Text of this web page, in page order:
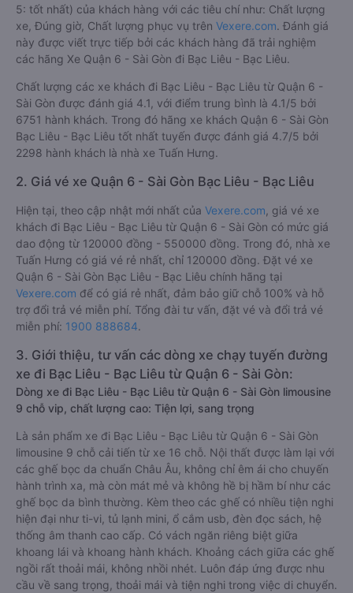
5: tốt nhất) của khách hàng với các tiêu chí như: Chất lượng
xe, Đúng giờ, Chất lượng phục vụ trên Vexere.com. Đánh giá
này được viết trực tiếp bởi các khách hàng đã trải nghiệm
các hãng Xe Quận 6 - Sài Gòn đi Bạc Liêu - Bạc Liêu.
Chất lượng các xe khách đi Bạc Liêu - Bạc Liêu từ Quận 6 -
Sài Gòn được đánh giá 4.1, với điểm trung bình là 4.1/5 bởi
6751 hành khách. Trong đó hãng xe khách Quận 6 - Sài Gòn
Bạc Liêu - Bạc Liêu tốt nhất tuyến được đánh giá 4.7/5 bởi
2298 hành khách là nhà xe Tuấn Hưng.
2. Giá vé xe Quận 6 - Sài Gòn Bạc Liêu - Bạc Liêu
Hiện tại, theo cập nhật mới nhất của Vexere.com , giá vé xe
khách đi Bạc Liêu - Bạc Liêu từ Quận 6 - Sài Gòn có mức giá
dao động từ 120000 đồng - 550000 đồng. Trong đó, nhà xe
Tuấn Hưng có giá vé rẻ nhất, chỉ 120000 đồng. Đặt vé xe
Quận 6 - Sài Gòn Bạc Liêu - Bạc Liêu chính hãng tại
Vexere.com để có giá rẻ nhất, đảm bảo giữ chỗ 100% và hỗ
trợ đổi trả vé miễn phí. Tổng đài tư vấn, đặt vé và đổi trả vé
miễn phí: 1900 888684.
3. Giới thiệu, tư vấn các dòng xe chạy tuyến đường
xe đi Bạc Liêu - Bạc Liêu từ Quận 6 - Sài Gòn:
Dòng xe đi Bạc Liêu - Bạc Liêu từ Quận 6 - Sài Gòn limousine
9 chỗ vip, chất lượng cao: Tiện lợi, sang trọng
Là sản phẩm xe đi Bạc Liêu - Bạc Liêu từ Quận 6 - Sài Gòn
limousine 9 chỗ cải tiến từ xe 16 chỗ. Nội thất được làm lại với
các ghế bọc da chuẩn Châu Âu, không chỉ êm ái cho chuyến
hành trình xa, mà còn mát mẻ và không hề bị hầm bí như các
ghế bọc da bình thường. Kèm theo các ghế có nhiều tiện nghi
hiện đại như ti-vi, tủ lạnh mini, ổ cắm usb, đèn đọc sách, hệ
thống âm thanh cao cấp. Có vách ngăn riêng biệt giữa
khoang lái và khoang hành khách. Khoảng cách giữa các ghế
ngồi rất thoải mái, không nhồi nhét. Luôn đáp ứng được nhu
cầu về sang trọng, thoải mái và tiện nghi trong việc di chuyển.